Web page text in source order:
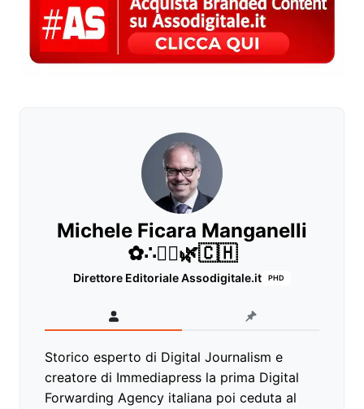
Michele Ficara Manganelli
✿∴♛🌿🇨🇭
Direttore Editoriale Assodigitale.it PHD
Storico esperto di Digital Journalism e
creatore di Immediapress la prima Digital
Forwarding Agency italiana poi ceduta al